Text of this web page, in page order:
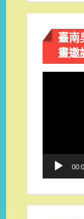
臺
畫邀